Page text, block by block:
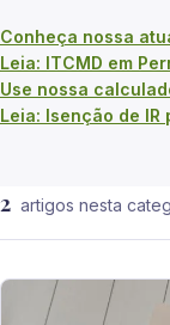
Conheça nossa
Leia: ITCMD em
Use nossa
Leia: Isenção de
2 artigos nesta